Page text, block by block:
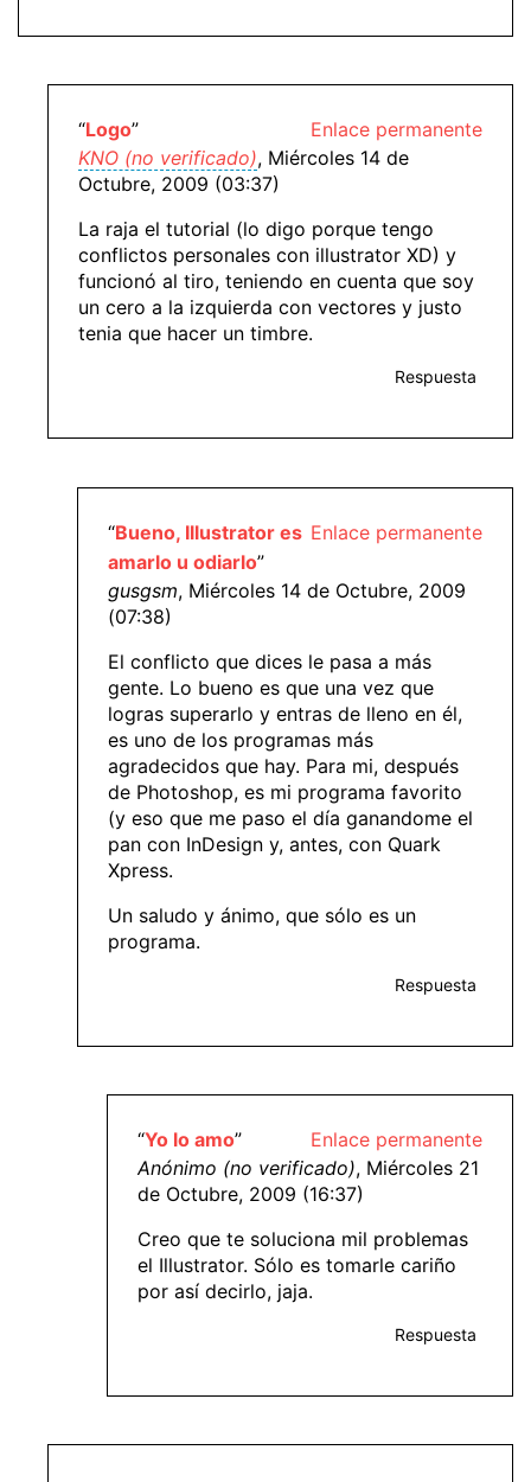
Enlace permanente
“Logo”
KNO (no verificado), Miércoles 14 de
Octubre, 2009 (03:37)
La raja el tutorial (lo digo porque tengo
conflictos personales con illustrator XD) y
funcionó al tiro, teniendo en cuenta que soy
un cero a la izquierda con vectores y justo
tenia que hacer un timbre.
Respuesta
Enlace permanente
“Bueno, Illustrator es
amarlo u odiarlo”
gusgsm, Miércoles 14 de Octubre, 2009
(07:38)
El conflicto que dices le pasa a más
gente. Lo bueno es que una vez que
logras superarlo y entras de lleno en él,
es uno de los programas más
agradecidos que hay. Para mi, después
de Photoshop, es mi programa favorito
(y eso que me paso el día ganandome el
pan con InDesign y, antes, con Quark
Xpress.
Un saludo y ánimo, que sólo es un
programa.
Respuesta
Enlace permanente
“Yo lo amo”
Anónimo (no verificado), Miércoles 21
de Octubre, 2009 (16:37)
Creo que te soluciona mil problemas
el Illustrator. Sólo es tomarle cariño
por así decirlo, jaja.
Respuesta